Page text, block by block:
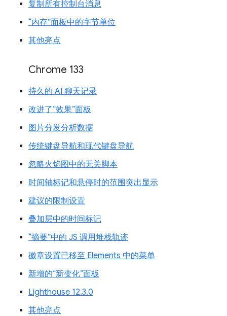
复制所有控制台消息
“内存”面板中的字节单位
其他亮点
Chrome 133
持久的 AI 聊天记录
改进了“效果”面板
图片分发分析数据
传统键盘导航和现代键盘导航
忽略火焰图中的无关脚本
时间轴标记和悬停时的范围突出显示
建议的限制设置
叠加层中的时间标记
“摘要”中的 JS 调用堆栈轨迹
徽章设置已移至 Elements 中的菜单
新增的“新变化”面板
Lighthouse 12.3.0
其他亮点